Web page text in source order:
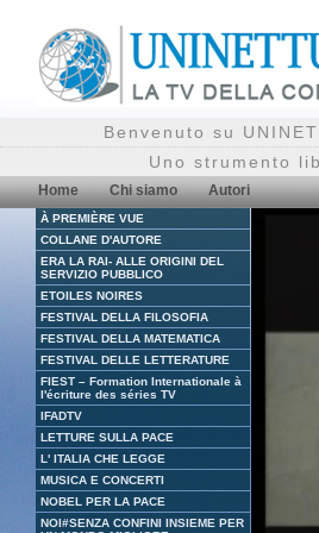
Benvenuto su
Uno strumento
Home Chi siamo Autori
À PREMIÈRE VUE
COLLANE D'AUTORE
ERA LA RAI- ALLE ORIGINI DEL
SERVIZIO PUBBLICO
ETOILES NOIRES
FESTIVAL DELLA FILOSOFIA
FESTIVAL DELLA MATEMATICA
FESTIVAL DELLE LETTERATURE
FIEST – Formation Internationale à
l'écriture des séries TV
IFADTV
LETTURE SULLA PACE
L' ITALIA CHE LEGGE
MUSICA E CONCERTI
NOBEL PER LA PACE
NOI#SENZA CONFINI INSIEME PER